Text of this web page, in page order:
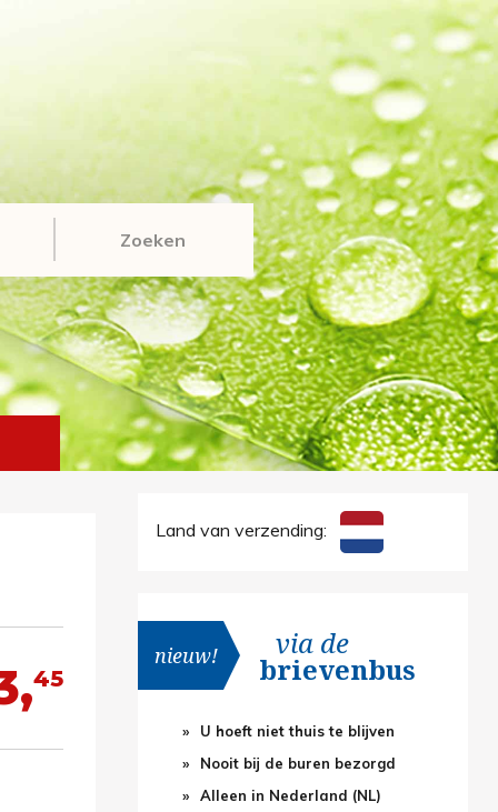
Zoeken
45
Land van verzending:
nieuw! via de
brievenbus
U hoeft niet thuis te blijven
Nooit bij de buren bezorgd
Alleen in Nederland (NL)